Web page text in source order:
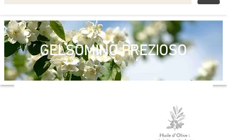
GELSOMINO PREZIOSO